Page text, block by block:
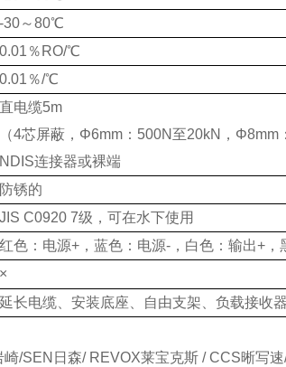
-30～80℃
0.01％RO/℃
0.01％/℃
直电缆5m
（4芯屏蔽，Φ6mm：500N至20kN，Φ8mm
NDIS连接器或裸端
防锈的
JIS C0920 7级，可在水下使用
红色：电源+，蓝色：电源-，白色：输出+，
×
延长电缆、安装底座、自由支架、负载接收器
/SEN日森/ REVOX莱宝克斯 / CCS晰写